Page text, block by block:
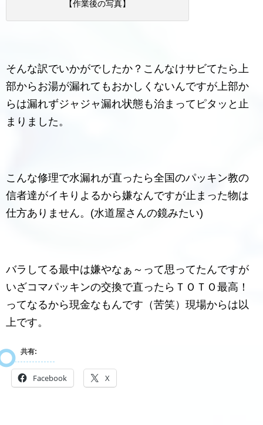
【作業後の写真】
そんな訳でいかがでしたか？こんなけサビてたら上
部からお湯が漏れてもおかしくないんですが上部か
らは漏れずジャジャ漏れ状態も治まってピタッと止
まりました。
こんな修理で水漏れが直ったら全国のパッキン教の
信者達がイキりよるから嫌なんですが止まった物は
仕方ありません。(水道屋さんの鏡みたい)
バラしてる最中は嫌やなぁ～って思ってたんですが
いざコマパッキンの交換で直ったらＴＯＴＯ最高！
ってなるから現金なもんです（苦笑）現場からは以
上です。
共有:
Facebook X